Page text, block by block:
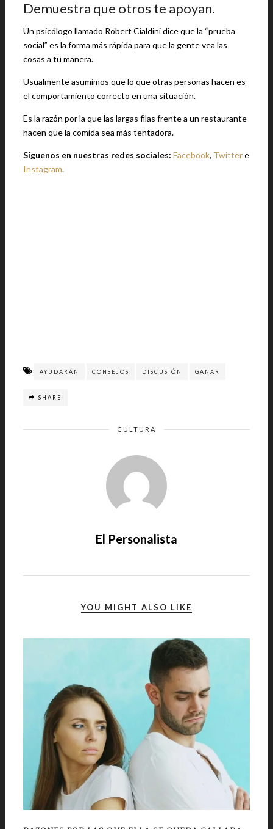
Demuestra que otros te apoyan.
Un psicólogo llamado Robert Cialdini dice que la “prueba
social” es la forma más rápida para que la gente vea las
cosas a tu manera.
Usualmente asumimos que lo que otras personas hacen es
el comportamiento correcto en una situación.
Es la razón por la que las largas filas frente a un restaurante
hacen que la comida sea más tentadora.
Síguenos en nuestras redes sociales: Facebook, Twittere
Instagram.
AYUDARÁN CONSEJOS DISCUSIÓN GANAR
SHARE
CULTURA
El Personalista
YOU MIGHT ALSO LIKE